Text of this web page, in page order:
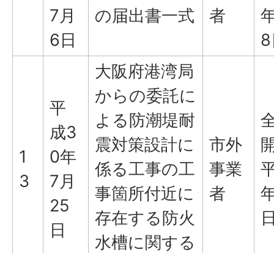
7月
6日
の届出書一式
者
1
3
平
成3
0年
7月
25
日
大阪府港湾局
からの委託に
よる防潮堤耐
震対策設計に
係る工事の工
事箇所付近に
存在する防火
水槽に関する
市外
事業
者